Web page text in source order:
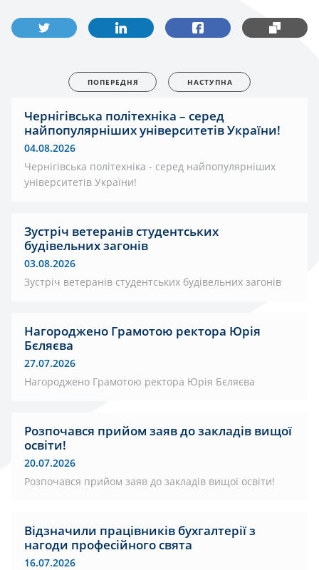
ПОПЕРЕДНЯ НАСТУПНА
Чернігівська політехніка – серед
найпопулярніших університетів України!
04.08.2026
Чернігівська політехніка - серед найпопулярніших
університетів України!
Зустріч ветеранів студентських
будівельних загонів
03.08.2026
Зустріч ветеранів студентських будівельних загонів
Нагороджено Грамотою ректора Юрія
Бєляєва
27.07.2026
Нагороджено Грамотою ректора Юрія Бєляєва
Розпочався прийом заяв до закладів вищої
освіти!
20.07.2026
Розпочався прийом заяв до закладів вищої освіти!
Відзначили працівників бухгалтерії з
нагоди професійного свята
16.07.2026